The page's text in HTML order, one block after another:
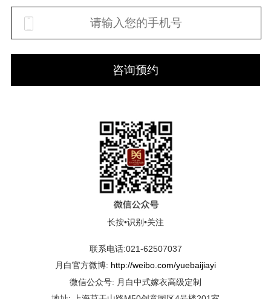
咨询预约
长按•识别•关注
联系电话:021-62507037
月白官方微博: http://weibo.com/yuebaijiayi
微信公众号: 月白中式嫁衣高级定制